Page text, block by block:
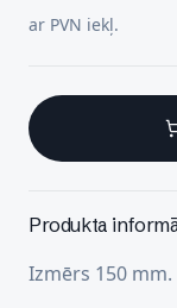
ar PVN iekļ.
Produkta
Izmērs 150 mm.